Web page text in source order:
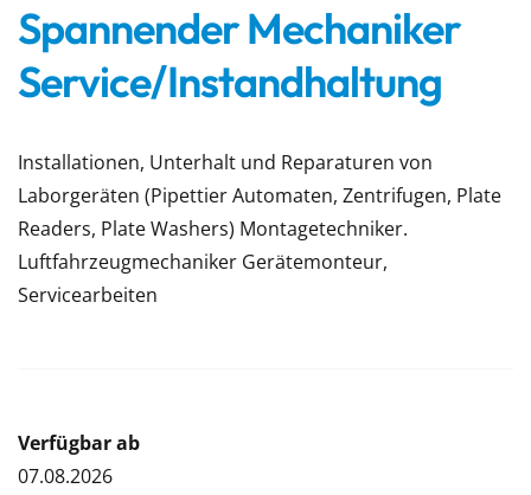
Spannender Mechaniker
Service/Instandhaltung
Installationen, Unterhalt und Reparaturen von
Laborgeräten (Pipettier Automaten, Zentrifugen, Plate
Readers, Plate Washers) Montagetechniker.
Luftfahrzeugmechaniker Gerätemonteur,
Servicearbeiten
Verfügbar ab
07.08.2026